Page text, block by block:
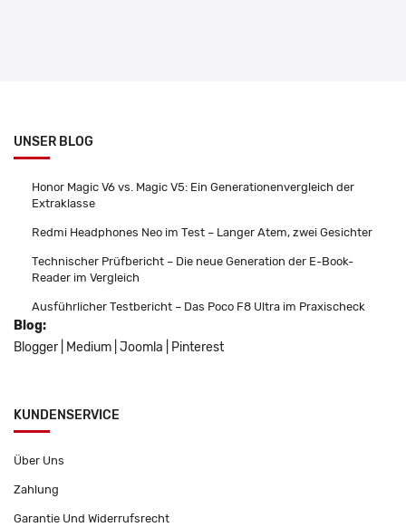
UNSER BLOG
Honor Magic V6 vs. Magic V5: Ein Generationenvergleich der
Extraklasse
Redmi Headphones Neo im Test – Langer Atem, zwei Gesichter
Technischer Prüfbericht – Die neue Generation der E-Book-
Reader im Vergleich
Ausführlicher Testbericht – Das Poco F8 Ultra im Praxischeck
Blog:
Blogger
Medium Joomla Pinterest
KUNDENSERVICE
Über Uns
Zahlung
Garantie Und Widerrufsrecht